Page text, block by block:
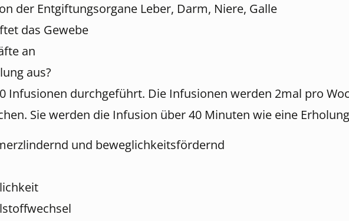
der Entgiftungsorgane Leber, Darm, Niere, Galle
das Gewebe
an
aus?
Infusionen durchgeführt. Die Infusionen werden 2mal pro
Sie werden die Infusion über 40 Minuten wie eine
und beweglichkeitsfördernd